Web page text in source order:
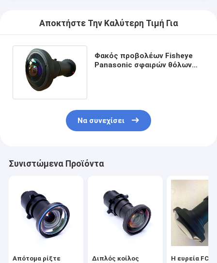
Αποκτήστε Την Καλύτερη Τιμή Για
Φακός προβολέων Fisheye
Panasonic σφαιρών θόλων
Να συνεχίσει
Συνιστώμενα Προϊόντα
Απότομα ρίξτε
Διπλός κοίλος
Η ευρεία FCC